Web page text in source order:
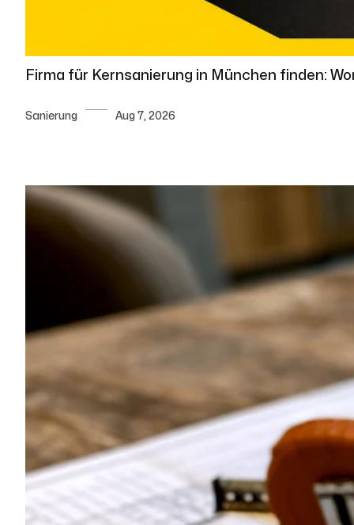
Firma für Kernsanierung in München finden:
Sanierung Aug 7, 2026